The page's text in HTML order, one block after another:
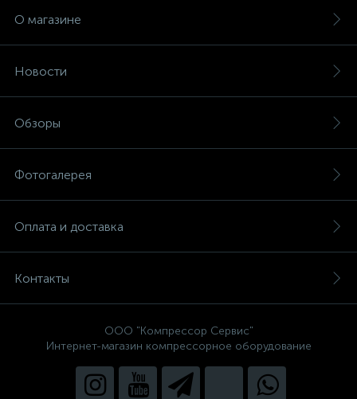
О магазине
Новости
Обзоры
Фотогалерея
Оплата и доставка
Контакты
ООО "Компрессор Сервис"
Интернет-магазин компрессорное оборудование